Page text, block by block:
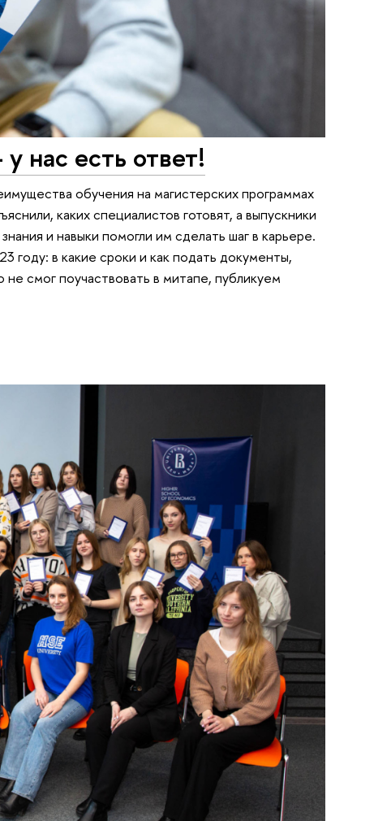
нас есть ответ!
обучения на магистерских программах
каких специалистов готовят, а выпускники
и навыки помогли им сделать шаг в карьере.
году: в какие сроки и как подать документы,
смог поучаствовать в митапе, публикуем